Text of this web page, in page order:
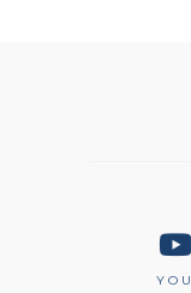
YOU